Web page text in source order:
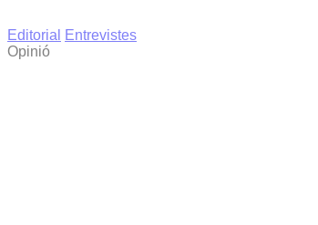
Editorial
Entrevistes
Opinió